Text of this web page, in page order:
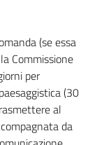
(se essa
Commissione
per
(30
al
da